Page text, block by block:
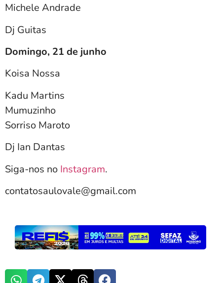
Michele Andrade
Dj Guitas
Domingo, 21 de junho
Koisa Nossa
Kadu Martins
Mumuzinho
Sorriso Maroto
Dj Ian Dantas
Siga-nos no Instagram.
contatosaulovale@gmail.com